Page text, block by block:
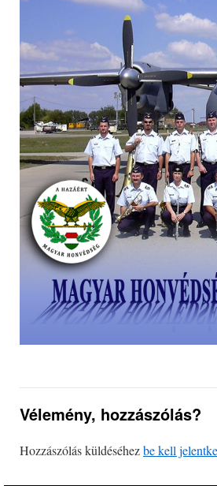
Vélemény, hozzászólás?
Hozzászólás küldéséhezbe kell